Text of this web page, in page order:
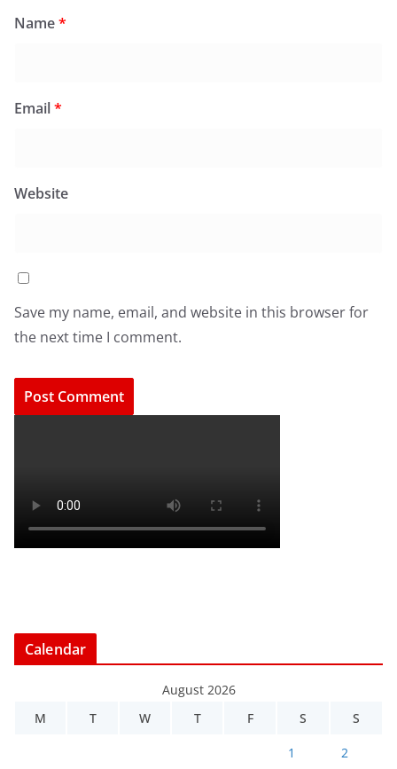
Name*
Email*
Website
Save my name, email, and website in this browser for
the next time I comment.
Calendar
August 2026
M
T W T F S S
1 2